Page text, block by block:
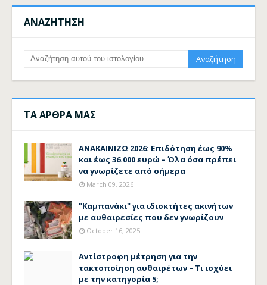
ΑΝΑΖΗΤΗΣΗ
ΤΑ ΑΡΘΡΑ ΜΑΣ
ΑΝΑΚΑΙΝΙΖΩ 2026: Επιδότηση έως 90%
και έως 36.000 ευρώ – Όλα όσα πρέπει
να γνωρίζετε από σήμερα
March 09, 2026
"Καμπανάκι" για ιδιοκτήτες ακινήτων
με αυθαιρεσίες που δεν γνωρίζουν
October 16, 2025
Αντίστροφη μέτρηση για την
τακτοποίηση αυθαιρέτων – Τι ισχύει
με την κατηγορία 5;